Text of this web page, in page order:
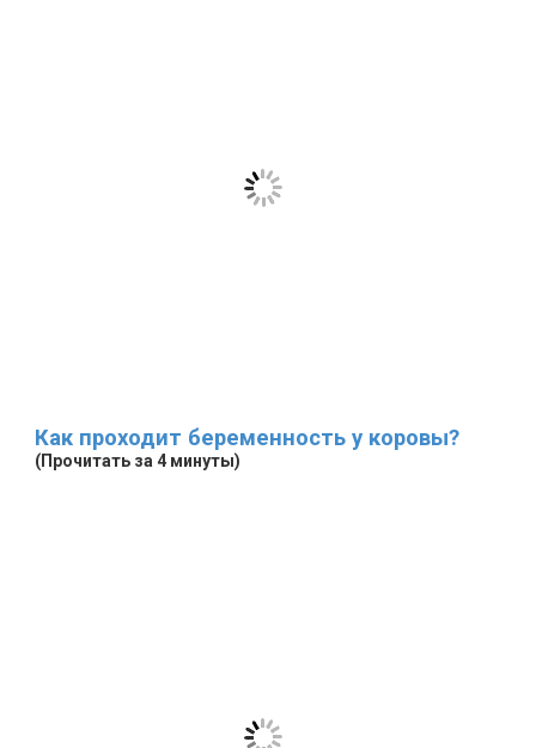
Как проходит беременность у коровы?
(Прочитать за 4 минуты)